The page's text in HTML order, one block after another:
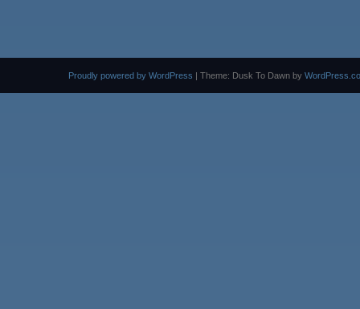
Proudly powered by WordPress | Theme: Dusk To Dawn by